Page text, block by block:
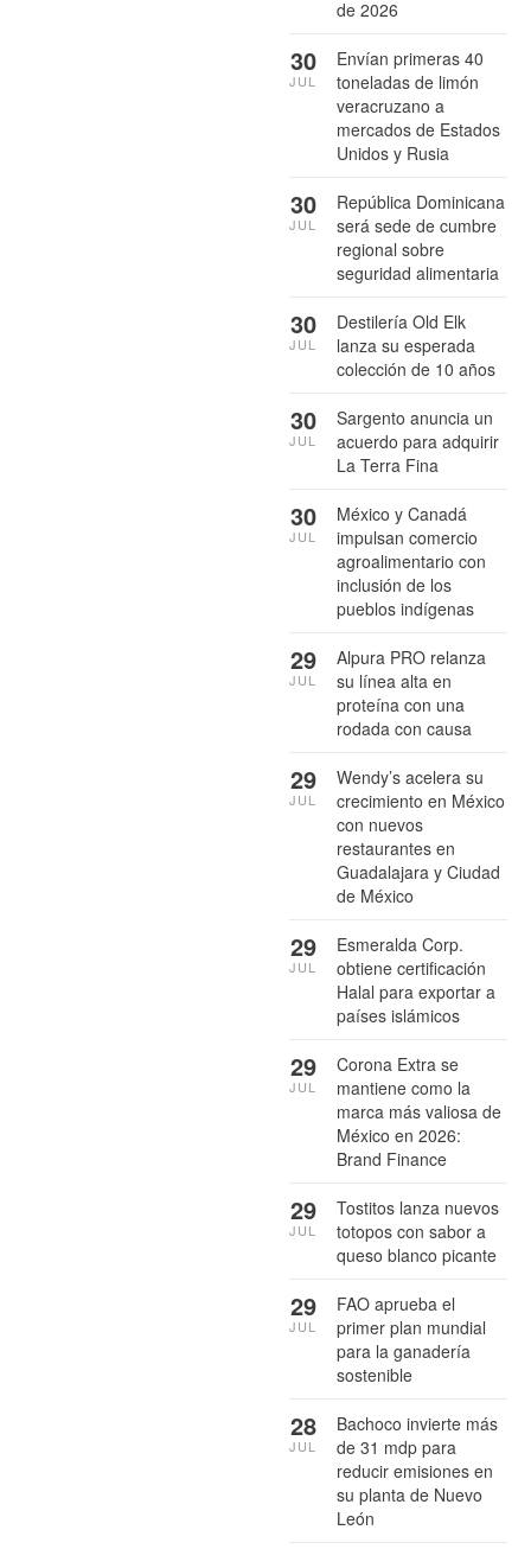
de 2026
Envían primeras 40
toneladas de limón
veracruzano a
mercados de Estados
Unidos y Rusia
30
JUL
República Dominicana
será sede de cumbre
regional sobre
seguridad alimentaria
30
JUL
Destilería Old Elk
lanza su esperada
colección de 10 años
30
JUL
Sargento anuncia un
acuerdo para adquirir
La Terra Fina
30
JUL
México y Canadá
impulsan comercio
agroalimentario con
inclusión de los
pueblos indígenas
30
JUL
Alpura PRO relanza
su línea alta en
proteína con una
rodada con causa
29
JUL
Wendy’s acelera su
crecimiento en México
con nuevos
restaurantes en
Guadalajara y Ciudad
de México
29
JUL
Esmeralda Corp.
obtiene certificación
Halal para exportar a
países islámicos
29
JUL
Corona Extra se
mantiene como la
marca más valiosa de
México en 2026:
Brand Finance
29
JUL
Tostitos lanza nuevos
totopos con sabor a
queso blanco picante
29
JUL
FAO aprueba el
primer plan mundial
para la ganadería
sostenible
29
JUL
Bachoco invierte más
de 31 mdp para
reducir emisiones en
su planta de Nuevo
León
28
JUL